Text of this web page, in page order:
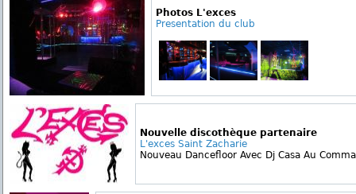
Photos L'exces
Presentation du club
Nouvelle discothèque partenaire
L'exces Saint Zacharie
Nouveau Dancefloor Avec Dj Casa Au